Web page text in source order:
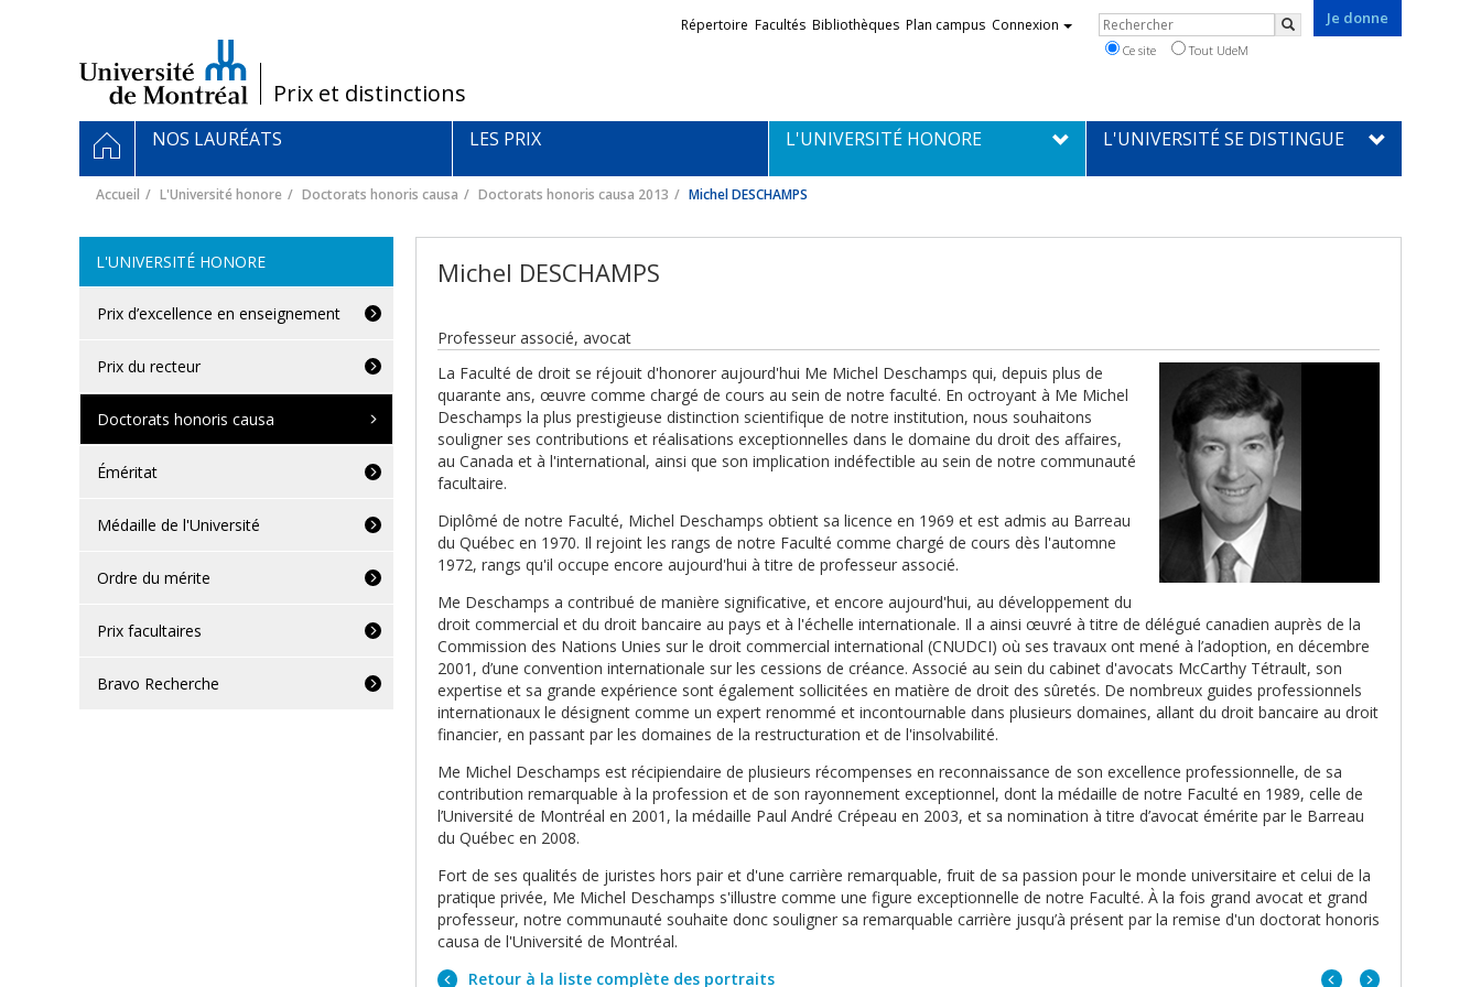
/Prix et distinctions
Je donne
Liens
externes
Répertoire Facultés Bibliothèques Plan campus Connexion Rechercher
Rechercher
Ce site Tout UdeM
Navigation
principale
ACCUEIL
NOS LAURÉATS LES PRIX L'UNIVERSITÉ HONORE L'UNIVERSITÉ SE DISTINGUE
Accueil L'Université honore Doctorats honoris causa Doctorats honoris causa 2013 Michel DESCHAMPS
Michel DESCHAMPS
Professeur associé, avocat
La Faculté de droit se réjouit d'honorer aujourd'hui Me Michel Deschamps qui, depuis plus de
quarante ans, œuvre comme chargé de cours au sein de notre faculté. En octroyant à Me Michel
Deschamps la plus prestigieuse distinction scientifique de notre institution, nous souhaitons
souligner ses contributions et réalisations exceptionnelles dans le domaine du droit des affaires,
au Canada et à l'international, ainsi que son implication indéfectible au sein de notre communauté
facultaire.
Diplômé de notre Faculté, Michel Deschamps obtient sa licence en 1969 et est admis au Barreau
du Québec en 1970. Il rejoint les rangs de notre Faculté comme chargé de cours dès l'automne
1972, rangs qu'il occupe encore aujourd'hui à titre de professeur associé.
Me Deschamps a contribué de manière significative, et encore aujourd'hui, au développement du
droit commercial et du droit bancaire au pays et à l'échelle internationale. Il a ainsi œuvré à titre de délégué canadien auprès de la
Commission des Nations Unies sur le droit commercial international (CNUDCI) où ses travaux ont mené à l’adoption, en décembre
2001, d’une convention internationale sur les cessions de créance. Associé au sein du cabinet d'avocats McCarthy Tétrault, son
expertise et sa grande expérience sont également sollicitées en matière de droit des sûretés. De nombreux guides professionnels
internationaux le désignent comme un expert renommé et incontournable dans plusieurs domaines, allant du droit bancaire au droit
financier, en passant par les domaines de la restructuration et de l'insolvabilité.
Me Michel Deschamps est récipiendaire de plusieurs récompenses en reconnaissance de son excellence professionnelle, de sa
contribution remarquable à la profession et de son rayonnement exceptionnel, dont la médaille de notre Faculté en 1989, celle de
l’Université de Montréal en 2001, la médaille Paul André Crépeau en 2003, et sa nomination à titre d’avocat émérite par le Barreau
du Québec en 2008.
Fort de ses qualités de juristes hors pair et d'une carrière remarquable, fruit de sa passion pour le monde universitaire et celui de la
pratique privée, Me Michel Deschamps s'illustre comme une figure exceptionnelle de notre Faculté. À la fois grand avocat et grand
professeur, notre communauté souhaite donc souligner sa remarquable carrière jusqu’à présent par la remise d'un doctorat honoris
causa de l'Université de Montréal.
Retour à la liste complète des portraits
Portrait
Portrait
L'UNIVERSITÉ HONORE
Prix d’excellence en enseignement
Prix du recteur
Doctorats honoris causa
Éméritat
Médaille de l'Université
Ordre du mérite
Prix facultaires
Bravo Recherche